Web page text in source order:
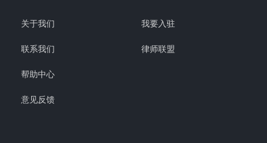
关于我们
联系我们
帮助中心
意见反馈
我要入驻
律师联盟